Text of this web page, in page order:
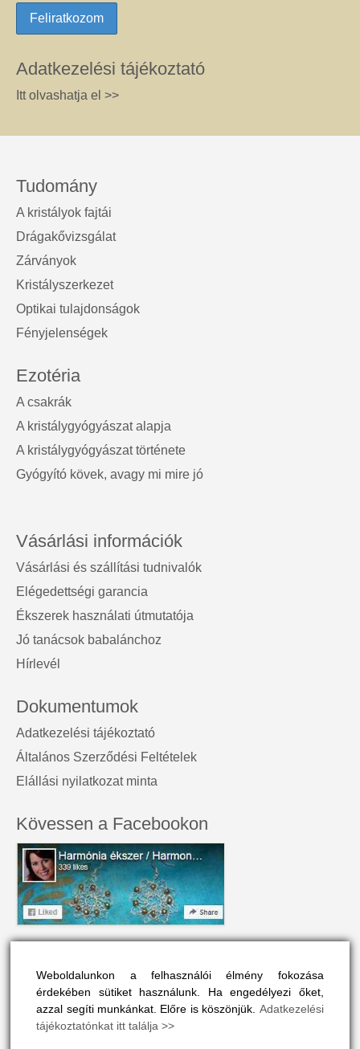
Adatkezelési tájékoztató
Itt olvashatja el >>
Tudomány
A kristályok fajtái
Drágakővizsgálat
Zárványok
Kristályszerkezet
Optikai tulajdonságok
Fényjelenségek
Ezotéria
A csakrák
A kristálygyógyászat alapja
A kristálygyógyászat története
Gyógyító kövek, avagy mi mire jó
Vásárlási információk
Vásárlási és szállítási tudnivalók
Elégedettségi garancia
Ékszerek használati útmutatója
Jó tanácsok babalánchoz
Hírlevél
Dokumentumok
Adatkezelési tájékoztató
Általános Szerződési Feltételek
Elállási nyilatkozat minta
Kövessen a Facebookon
A Harmónia Ékszer az egyéniség szépségét tükrözi.
Olyan színes és vonzó, mint a viselője maga.
A honlapon drágakövek, ásványok és gyógyító kövek vélt
Weboldalunkon a felhasználói élmény fokozása
érdekében sütiket használunk. Ha engedélyezi őket,
azzal segíti munkánkat. Előre is köszönjük. Adatkezelési
tájékoztatónkat itt találja >>